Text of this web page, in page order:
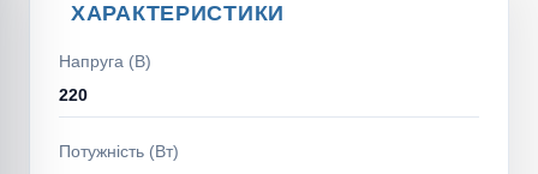
ХАРАКТЕРИСТИКИ
Напруга (В)
220
Потужність (Вт)